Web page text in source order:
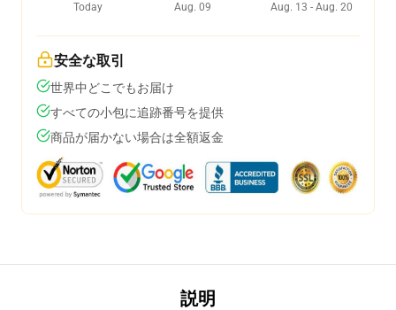
Today
Aug. 09
Aug. 13 - Aug. 20
安全な取引
世界中どこでもお届け
すべての小包に追跡番号を提供
商品が届かない場合は全額返金
説明